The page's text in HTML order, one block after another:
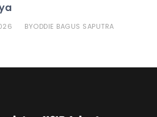
BYODDIE BAGUS SAPUTRA